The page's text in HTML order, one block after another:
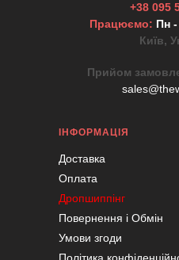
ІНФОРМАЦІЯ
Доставка
Оплата
Дропшиппінг
Повернення і Обмін
Умови згоди
+38 095
Працюємо: Пн
Київ,
Прийом